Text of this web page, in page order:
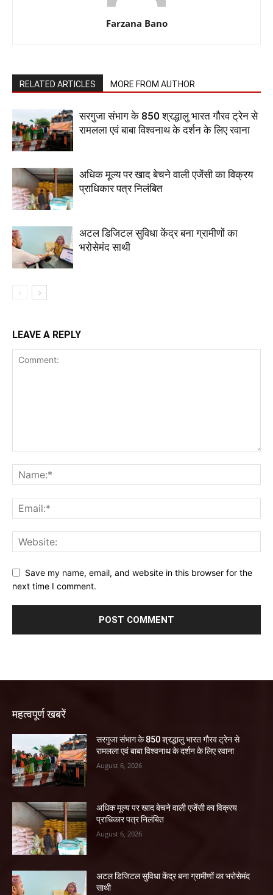
Farzana Bano
RELATED ARTICLES MORE FROM AUTHOR
सरगुजा संभाग के 850 श्रद्धालु भारत गौरव ट्रेन से
रामलला एवं बाबा विश्वनाथ के दर्शन के लिए रवाना
अधिक मूल्य पर खाद बेचने वाली एजेंसी का विक्रय
प्राधिकार पत्र निलंबित
अटल डिजिटल सुविधा केंद्र बना ग्रामीणों का
भरोसेमंद साथी
LEAVE A REPLY
Save my name, email, and website in this browser for the
next time I comment.
महत्वपूर्ण खबरें
सरगुजा संभाग के 850 श्रद्धालु भारत गौरव ट्रेन से
रामलला एवं बाबा विश्वनाथ के दर्शन के लिए रवाना
August 6, 2026
अधिक मूल्य पर खाद बेचने वाली एजेंसी का विक्रय
प्राधिकार पत्र निलंबित
August 6, 2026
अटल डिजिटल सुविधा केंद्र बना ग्रामीणों का भरोसेमंद
साथी